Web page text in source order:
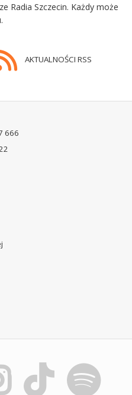
Radia Szczecin. Każdy może
AKTUALNOŚCI RSS
666